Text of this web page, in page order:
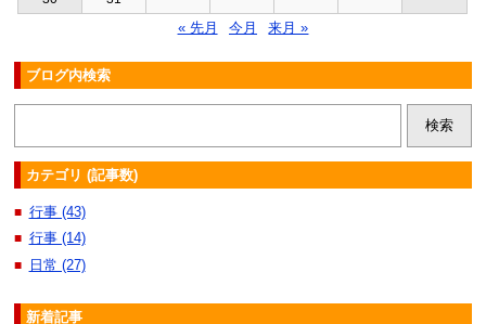
« 先月 今月 来月 »
ブログ内検索
カテゴリ (記事数)
■ 行事 (43)
■ 行事 (14)
■ 日常 (27)
新着記事